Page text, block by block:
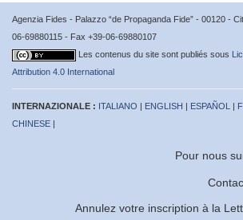
Agenzia Fides - Palazzo “de Propaganda Fide” - 00120 -
06-69880115 - Fax +39-06-69880107
Les contenus du site sont publiés sous
Attribution 4.0 International
INTERNAZIONALE : ITALIANO ENGLISH ESPAÑOL
CHINESE
Pour nous
Annulez votre inscription à la